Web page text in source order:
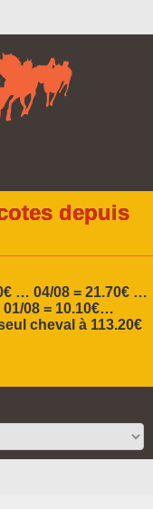
… 04/08 = 21.70€ …
08 = 10.10€…
cheval à 113.20€